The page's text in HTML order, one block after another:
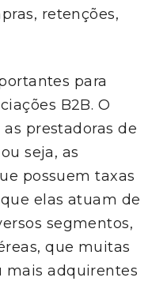
retenções,
para
B2B. O
prestadoras de
seja, as
possuem taxas
elas atuam de
segmentos,
que muitas
mais adquirentes